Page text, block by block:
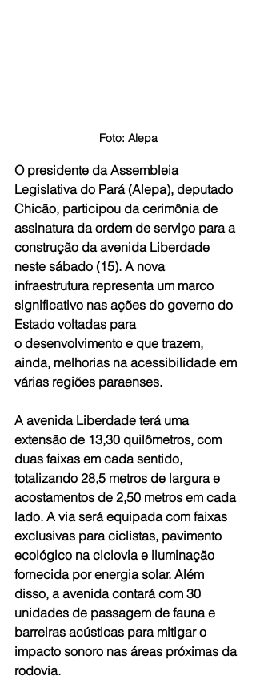
Foto: Alepa
O presidente da Assembleia
Legislativa do Pará (Alepa), deputado
Chicão, participou da cerimônia de
assinatura da ordem de serviço para a
construção da avenida Liberdade
neste sábado (15). A nova
infraestrutura representa um marco
significativo nas ações do governo do
Estado voltadas para
o desenvolvimento e que trazem,
ainda, melhorias na acessibilidade em
várias regiões paraenses.
A avenida Liberdade terá uma
extensão de 13,30 quilômetros, com
duas faixas em cada sentido,
totalizando 28,5 metros de largura e
acostamentos de 2,50 metros em cada
lado. A via será equipada com faixas
exclusivas para ciclistas, pavimento
ecológico na ciclovia e iluminação
fornecida por energia solar. Além
disso, a avenida contará com 30
unidades de passagem de fauna e
barreiras acústicas para mitigar o
impacto sonoro nas áreas próximas da
rodovia.